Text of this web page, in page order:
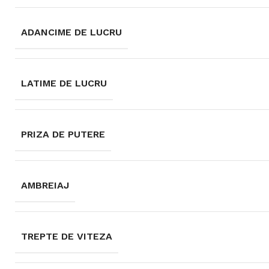
ADANCIME DE LUCRU
LATIME DE LUCRU
PRIZA DE PUTERE
AMBREIAJ
TREPTE DE VITEZA